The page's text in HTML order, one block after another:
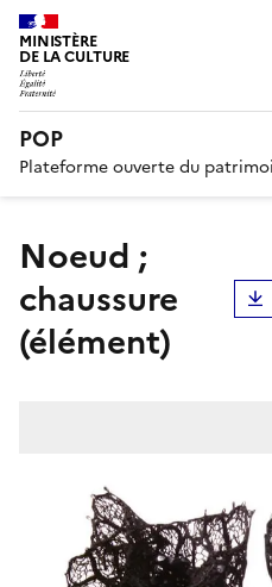
MINISTÈRE
DE LA CULTURE
POP
Plateforme ouverte du
noeud ;
chaussure
(élément)